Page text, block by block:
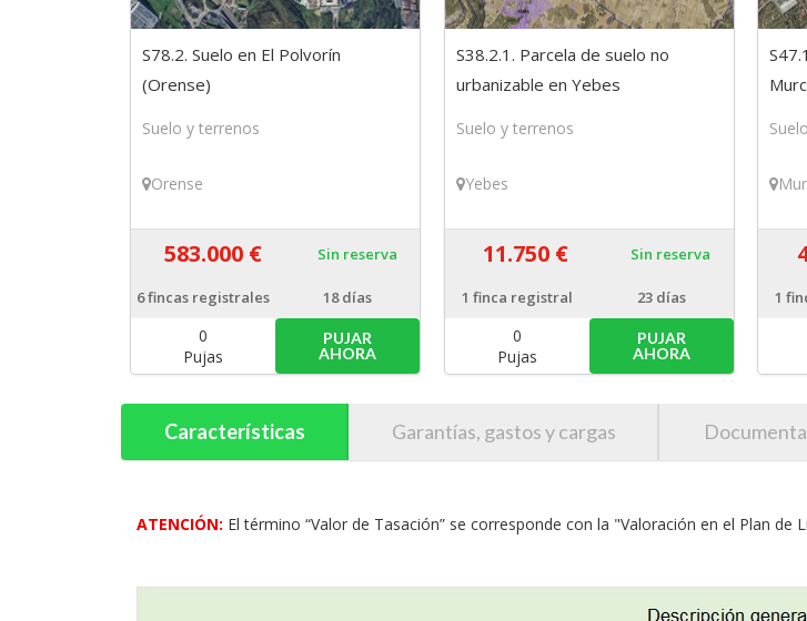
S78.2. Suelo en El Polvorín
(Orense)
Suelo y terrenos
Orense
583.000 € Sin reserva
6fincas registrales 18 días
0
Pujas
PUJAR
AHORA
S38.2.1. Parcela de suelo no
urbanizable en Yebes
Suelo y terrenos
Yebes
11.750 € Sin reserva
1 finca registral 23 días
0
Pujas
PUJAR
AHORA
1
Características Garantías, gastos y cargas
ATENCIÓN: El término “Valor de Tasación” se corresponde con la "Valoración en el Plan de